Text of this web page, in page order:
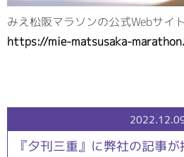
みえ松阪マラソンの公式Webサイ
https://mie-matsusaka-
『夕刊三重』に弊社の記事